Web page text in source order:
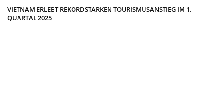
VIETNAM ERLEBT REKORDSTARKEN TOURISMUSANSTIEG IM 1.
QUARTAL 2025